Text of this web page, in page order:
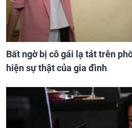
Bất ngờ bị cô gái lạ tát trên
hiện sự thật của gia đình